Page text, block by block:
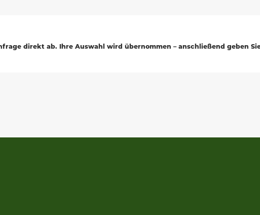
direkt ab. Ihre Auswahl wird übernommen – anschließend geben